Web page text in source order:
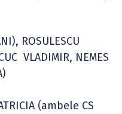
ROSULESCU
VLADIMIR, NEMES
(ambele CS